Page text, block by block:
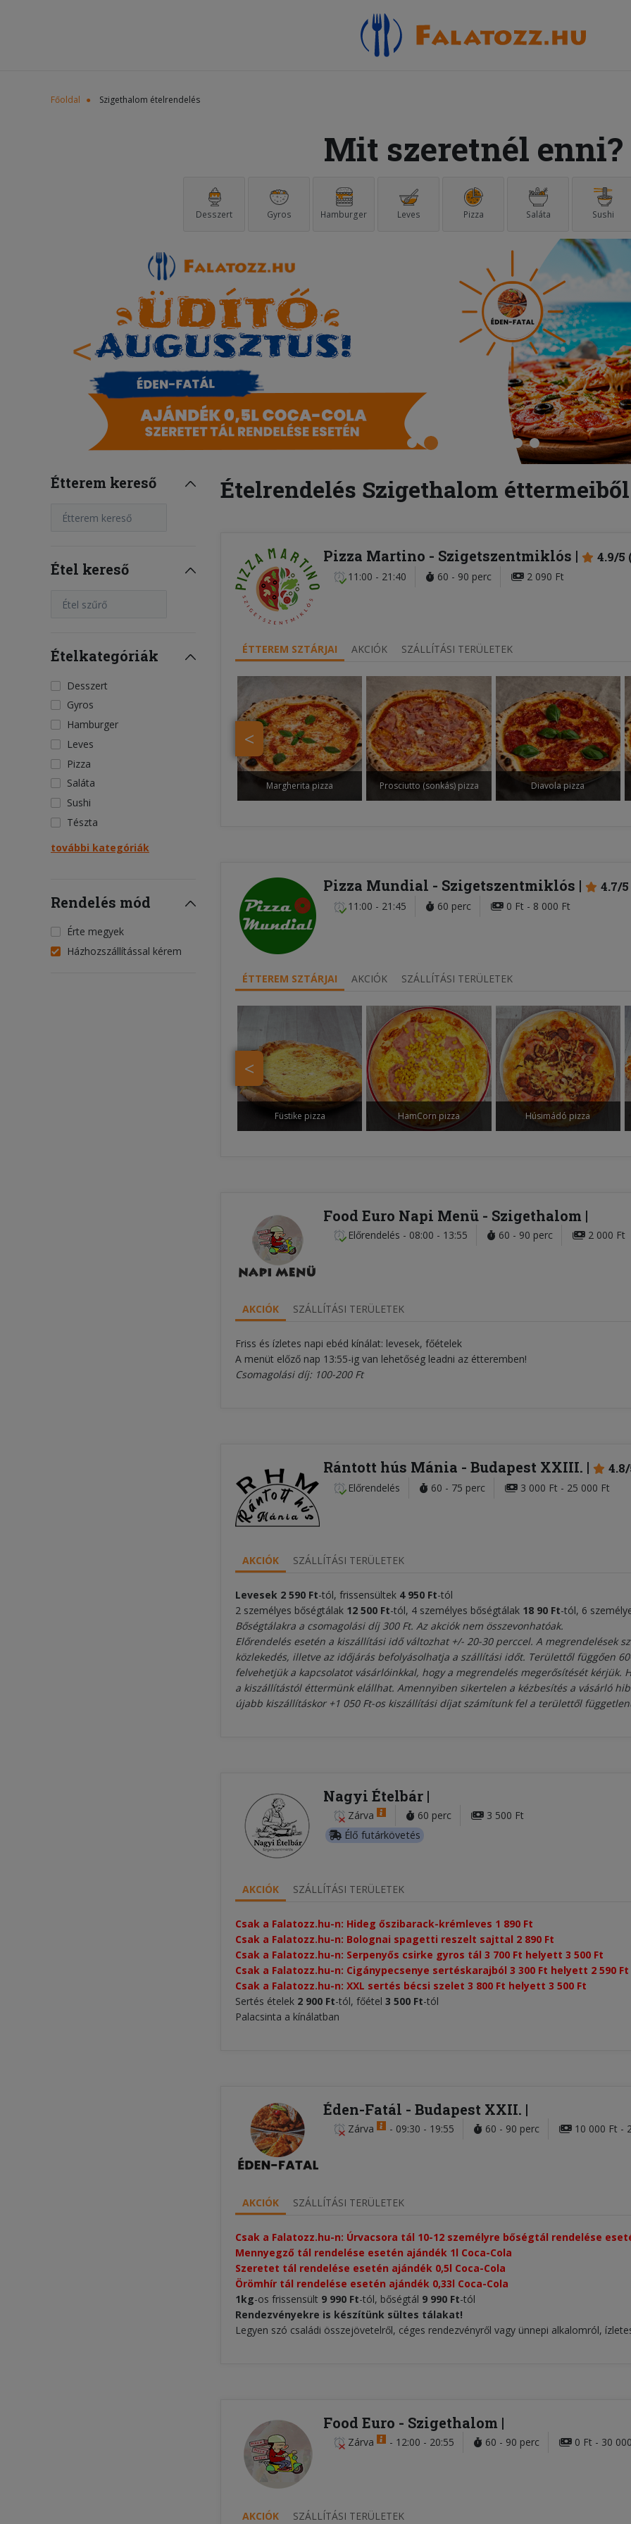
Főoldal Szigethalom ételrendelés
Mit szeretnél enni?
Desszert Gyros Hamburger Leves Pizza Saláta Sushi
<
Étterem kereső
Étterem kereső
Étel kereső
Étel szűrő
Ételkategóriák
Desszert
Gyros
Hamburger
Leves
Pizza
Saláta
Sushi
Tészta
további kategóriák
Rendelés mód
Érte megyek
Házhozszállítással kérem
Ételrendelés Szigethalom éttermeiből
Pizza Martino - Szigetszentmiklós 4.9/5
11:00 - 21:40 60 - 90 perc 2 090 Ft
ÉTTEREM SZTÁRJAI AKCIÓK SZÁLLÍTÁSI TERÜLETEK
<
Margherita pizza Prosciutto (sonkás) pizza Diavola pizza
Pizza Mundial - Szigetszentmiklós 4.7/
11:00 - 21:45 60 perc 0 Ft - 8 000 Ft
ÉTTEREM SZTÁRJAI AKCIÓK SZÁLLÍTÁSI TERÜLETEK
<
Füstike pizza HamCorn pizza Húsimádó pizza
Food Euro Napi Menü - Szigethalom
Előrendelés - 08:00 - 13:55 60 - 90 perc 2 000 Ft
AKCIÓK SZÁLLÍTÁSI TERÜLETEK
Friss és ízletes napi ebéd kínálat: levesek, főételek
A menüt előző nap 13:55-ig van lehetőség leadni az étteremben!
Csomagolási díj: 100-200 Ft
Rántott hús Mánia - Budapest XXIII.
Előrendelés 60 - 75 perc 3 000 Ft - 25 000 Ft
AKCIÓK SZÁLLÍTÁSI TERÜLETEK
Levesek 2 590 Ft-tól, frissensültek 4 950 Ft-tól
2 személyes bőségtálak 12 500 Ft-tól, 4 személyes bőségtálak 18 90 Ft-tól, 6
Bőségtálakra a csomagolási díj 300 Ft. Az akciók nem összevonhatóak.
Előrendelés esetén a kiszállítási idő változhat +/- 20-30 perccel. A megrendelések
közlekedés, illetve az időjárás befolyásolhatja a szállítási időt. Területtől függően
felvehetjük a kapcsolatot vásárlóinkkal, hogy a megrendelés megerősítését kérjük.
a kiszállítástól éttermünk elállhat. Amennyiben sikertelen a kézbesítés a vásárló
újabb kiszállításkor +1 050 Ft-os kiszállítási díjat számítunk fel a területtől
Nagyi Ételbár
Zárva 60 perc
3 500 Ft
Élő futárkövetés
AKCIÓK SZÁLLÍTÁSI TERÜLETEK
Csak a Falatozz.hu-n: Hideg őszibarack-krémleves 1 890 Ft
Csak a Falatozz.hu-n: Bolognai spagetti reszelt sajttal 2 890 Ft
Csak a Falatozz.hu-n: Serpenyős csirke gyros tál 3 700 Ft helyett 3 500 Ft
Csak a Falatozz.hu-n: Cigánypecsenye sertéskarajból 3 300 Ft helyett 2 590 Ft
Csak a Falatozz.hu-n: XXL sertés bécsi szelet 3 800 Ft helyett 3 500 Ft
Sertés ételek 2 900 Ft-tól, főétel 3 500 Ft-tól
Palacsinta a kínálatban
Éden-Fatál - Budapest XXII.
Zárva - 09:30 - 19:55 60 - 90 perc 10 000 Ft -
AKCIÓK SZÁLLÍTÁSI TERÜLETEK
Csak a Falatozz.hu-n: Úrvacsora tál 10-12 személyre bőségtál rendelése
Mennyegző tál rendelése esetén ajándék 1l Coca-Cola
Szeretet tál rendelése esetén ajándék 0,5l Coca-Cola
Örömhír tál rendelése esetén ajándék 0,33l Coca-Cola
1kg-os frissensült 9 990 Ft-tól, bőségtál 9 990 Ft-tól
Rendezvényekre is készítünk sültes tálakat!
Legyen szó családi összejövetelről, céges rendezvényről vagy ünnepi alkalomról,
Food Euro - Szigethalom
Zárva - 12:00 - 20:55 60 - 90 perc 0 Ft - 30
AKCIÓK SZÁLLÍTÁSI TERÜLETEK